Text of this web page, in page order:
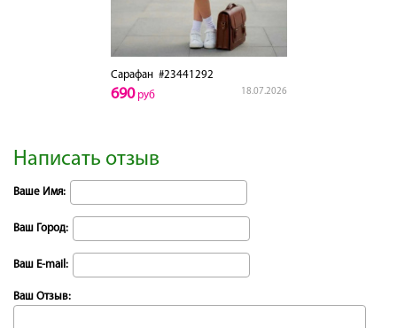
Сарафан#23441292
18.07.2026
690руб
Написать отзыв
Ваше Имя:
Ваш Город:
Ваш E-mail:
Ваш Отзыв: